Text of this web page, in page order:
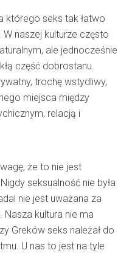
którego seks tak łatwo
naszej kulturze często
ale jednocześnie
część dobrostanu.
trochę wstydliwy,
miejsca między
relacją i
że to nie jest
seksualność nie była
nie jest uważana za
Nasza kultura nie ma
Greków seks należał do
U nas to jest na tyle